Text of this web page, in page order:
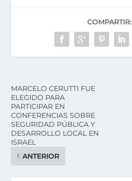
COMPARTIR:
MARCELO CERUTTI FUE
ELEGIDO PARA
PARTICIPAR EN
CONFERENCIAS SOBRE
SEGURIDAD PÚBLICA Y
DESARROLLO LOCAL EN
ISRAEL
ANTERIOR